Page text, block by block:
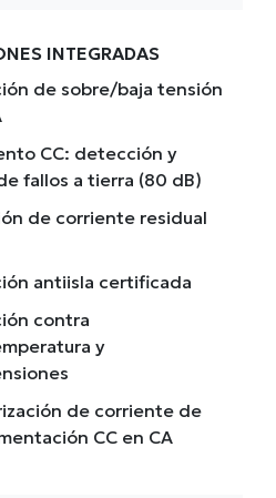
INTEGRADAS
de sobre/baja tensión
CC: detección y
fallos a tierra (80 dB)
de corriente residual
antiisla certificada
contra
y
de corriente de
CC en CA